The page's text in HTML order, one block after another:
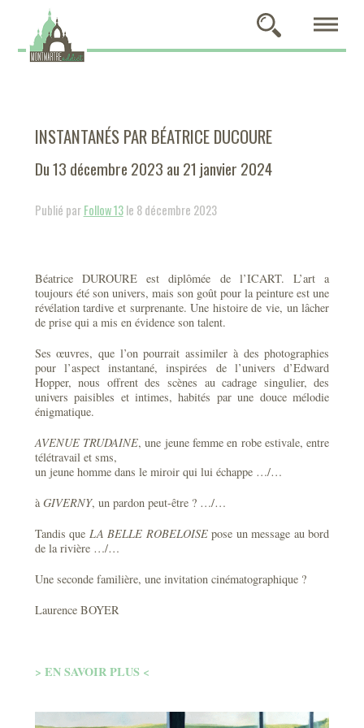
INSTANTANÉS PAR BÉATRICE DUCOURE
Du 13 décembre 2023 au 21 janvier 2024
Publié parFollow 13le 8 décembre 2023
Béatrice DUROURE est diplômée de l’ICART. L’art a
toujours été son univers, mais son goût pour la peinture est une
révélation tardive et surprenante. Une histoire de vie, un lâcher
de prise qui a mis en évidence son talent.
Ses œuvres, que l’on pourrait assimiler à des photographies
pour l’aspect instantané, inspirées de l’univers d’Edward
Hopper, nous offrent des scènes au cadrage singulier, des
univers paisibles et intimes, habités par une douce mélodie
énigmatique.
AVENUE TRUDAINE, une jeune femme en robe estivale, entre
télétravail et sms,
un jeune homme dans le miroir qui lui échappe …/…
àGIVERNY, un pardon peut-être ? …/…
Tandis que LA BELLE ROBELOISEpose un message au bord
de la rivière …/…
Une seconde familière, une invitation cinématographique ?
Laurence BOYER
> EN SAVOIR PLUS <